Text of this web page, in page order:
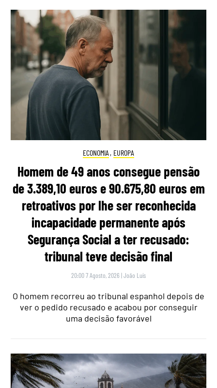
ECONOMIA , EUROPA
Homem de 49 anos consegue pensão
de 3.389,10 euros e 90.675,80 euros em
retroativos por lhe ser reconhecida
incapacidade permanente após
Segurança Social a ter recusado:
tribunal teve decisão final
20:00 7 Agosto, 2026 |João Luís
O homem recorreu ao tribunal espanhol depois de
ver o pedido recusado e acabou por conseguir
uma decisão favorável